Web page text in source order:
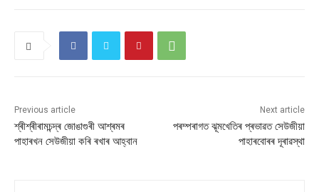
Previous article
শ্ৰীশ্ৰীৰামচন্দ্ৰ জোঙাগুৰী আশ্ৰমৰ
পাহাৰখন সেউজীয়া কৰি ৰখাৰ আহ্বান
Next article
পৰম্পৰাগত ঝূমখেতিৰ প্ৰভাৱত সেউজীয়া
পাহাৰবোৰৰ দূৰাৱস্থা